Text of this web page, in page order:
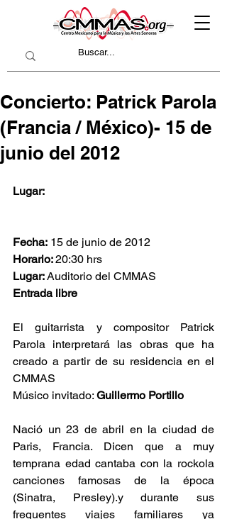
Concierto: Patrick Parola
(Francia / México)- 15 de
junio del 2012
Lugar:
Fecha: 15 de junio de 2012
Horario: 20:30 hrs
Lugar: Auditorio del CMMAS
Entrada libre
El guitarrista y compositor Patrick
Parola interpretará las obras que ha
creado a partir de su residencia en el
CMMAS
Músico invitado: Guillermo Portillo
Nació un 23 de abril en la ciudad de
Paris, Francia. Dicen que a muy
temprana edad cantaba con la rockola
canciones famosas de la época
(Sinatra, Presley).y durante sus
frequentes viajes familiares ya